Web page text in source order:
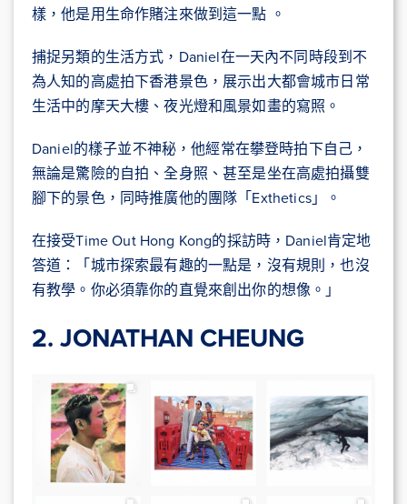
樣，他是用生命作賭注來做到這一點 。
捕捉另類的生活方式，Daniel在一天內不同時段到不
為人知的高處拍下香港景色，展示出大都會城市日常
生活中的摩天大樓、夜光燈和風景如畫的寫照。
Daniel的樣子並不神秘，他經常在攀登時拍下自己，
無論是驚險的自拍、全身照、甚至是坐在高處拍攝雙
腳下的景色，同時推廣他的團隊「Exthetics」。
在接受Time Out Hong Kong的採訪時，Daniel肯定地
答道：「城市探索最有趣的一點是，沒有規則，也沒
有教學。你必須靠你的直覺來創出你的想像。」
2. JONATHAN CHEUNG